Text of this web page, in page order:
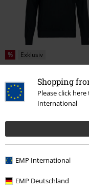
Shopping
Please click
International
EMP International
EMP Deutschland
% Exklusiv
Elmo Sesam Stickad